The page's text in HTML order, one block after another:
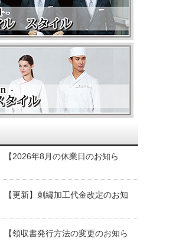
【2026年8月の休業日のお知ら
【更新】刺繡加工代金改定のお知
【領収書発行方法の変更のお知ら